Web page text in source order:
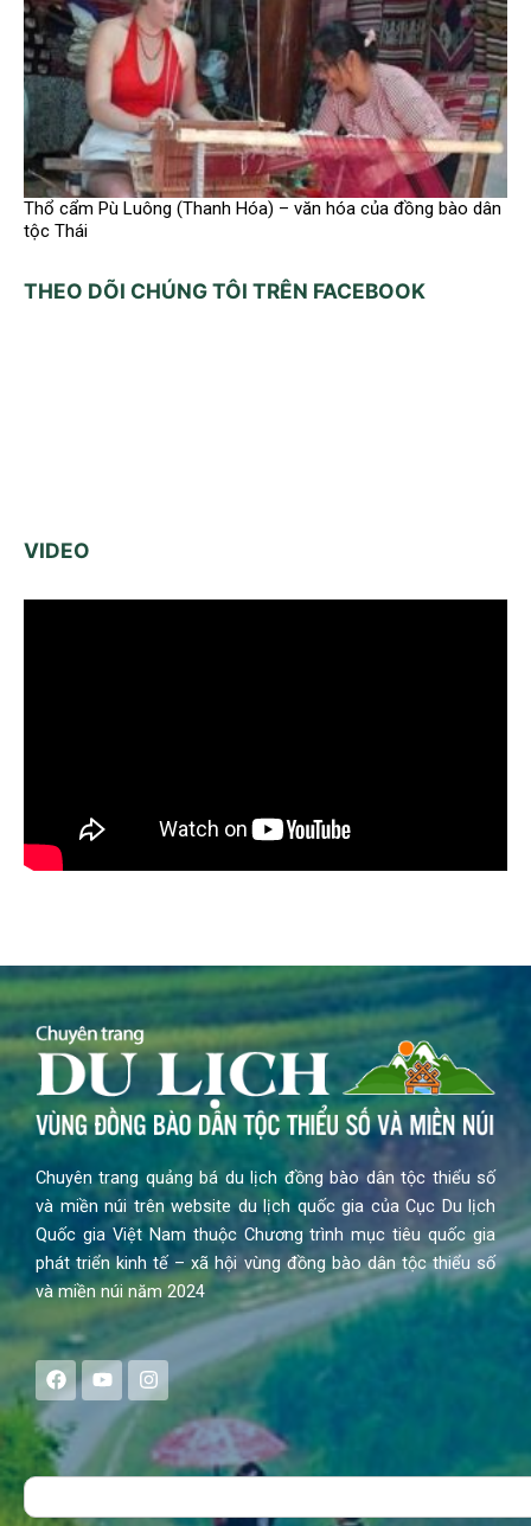
Thổ cẩm Pù Luông (Thanh Hóa) – văn hóa của đồng bào dân
tộc Thái
THEO DÕI CHÚNG TÔI TRÊN FACEBOOK
VIDEO
Chuyên trang quảng bá du lịch đồng bào dân tộc thiểu số
và miền núi trên website du lịch quốc gia của Cục Du lịch
Quốc gia Việt Nam thuộc Chương trình mục tiêu quốc gia
phát triển kinh tế – xã hội vùng đồng bào dân tộc thiểu số
và miền núi năm 2024
F
a
c
e
b
o
Y
o
u
t
u
b
I
n
s
a
g
Search